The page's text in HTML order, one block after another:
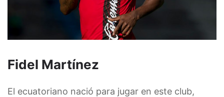
Fidel Martínez
El ecuatoriano nació para jugar en este club,